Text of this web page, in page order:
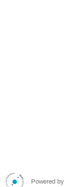
Powered by